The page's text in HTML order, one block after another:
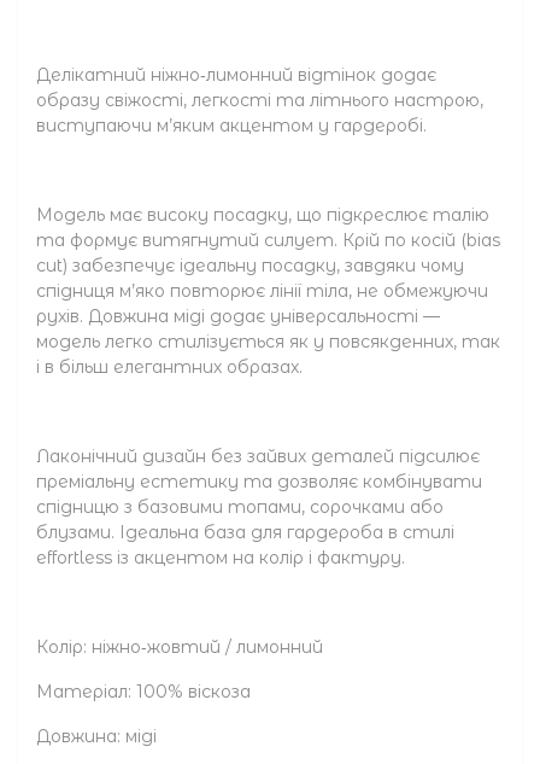
Делікатний ніжно‑лимонний відтінок додає
образу свіжості, легкості та літнього настрою,
виступаючи м’яким акцентом у гардеробі.
Модель має високу посадку, що підкреслює талію
та формує витягнутий силует. Крій по косій (bias
cut) забезпечує ідеальну посадку, завдяки чому
спідниця м’яко повторює лінії тіла, не обмежуючи
рухів. Довжина міді додає універсальності —
модель легко стилізується як у повсякденних, так
і в більш елегантних образах.
Лаконічний дизайн без зайвих деталей підсилює
преміальну естетику та дозволяє комбінувати
спідницю з базовими топами, сорочками або
блузами. Ідеальна база для гардероба в стилі
effortless із акцентом на колір і фактуру.
Колір: ніжно‑жовтий / лимонний
Матеріал: 100% віскоза
Довжина: міді